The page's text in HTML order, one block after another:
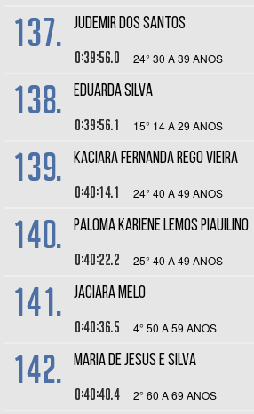
137. JUDEMIR DOS SANTOS
0:39:56.0 24° 30 A 39 ANOS
138. EDUARDA SILVA
0:39:56.1 15° 14 A 29 ANOS
139. KACIARA FERNANDA REGO VIEIRA
0:40:14.1 24° 40 A 49 ANOS
140. PALOMA KARIENE LEMOS PIAUILINO
0:40:22.2 25° 40 A 49 ANOS
141. JACIARA MELO
0:40:36.5 4° 50 A 59 ANOS
142. MARIA DE JESUS E SILVA
0:40:40.4 2° 60 A 69 ANOS